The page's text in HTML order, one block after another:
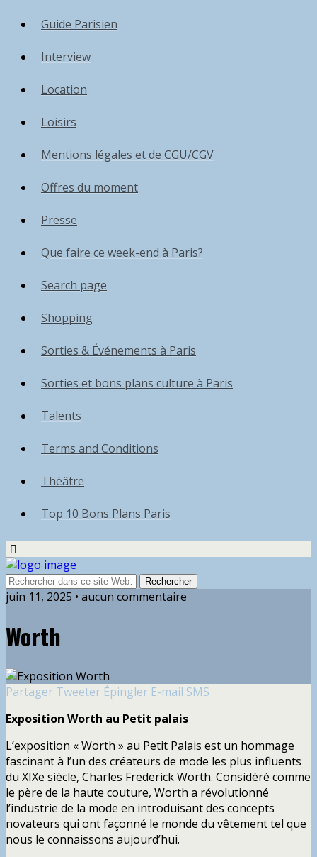
Guide Parisien
Interview
Location
Loisirs
Mentions légales et de CGU/CGV
Offres du moment
Presse
Que faire ce week-end à Paris?
Search page
Shopping
Sorties & Événements à Paris
Sorties et bons plans culture à Paris
Talents
Terms and Conditions
Théâtre
Top 10 Bons Plans Paris
juin 11, 2025 • aucun commentaire
Worth
Partager Tweeter Épingler E-mail SMS
Exposition Worth au Petit palais
L’exposition « Worth » au Petit Palais est un hommage
fascinant à l’un des créateurs de mode les plus influents
du XIXe siècle, Charles Frederick Worth. Considéré comme
le père de la haute couture, Worth a révolutionné
l’industrie de la mode en introduisant des concepts
novateurs qui ont façonné le monde du vêtement tel que
nous le connaissons aujourd’hui.